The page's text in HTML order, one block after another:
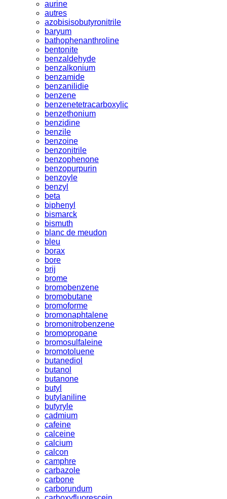
aurine
autres
azobisisobutyronitrile
baryum
bathophenanthroline
bentonite
benzaldehyde
benzalkonium
benzamide
benzanilidie
benzene
benzenetetracarboxylic
benzethonium
benzidine
benzile
benzoine
benzonitrile
benzophenone
benzopurpurin
benzoyle
benzyl
beta
biphenyl
bismarck
bismuth
blanc de meudon
bleu
borax
bore
brij
brome
bromobenzene
bromobutane
bromoforme
bromonaphtalene
bromonitrobenzene
bromopropane
bromosulfaleine
bromotoluene
butanediol
butanol
butanone
butyl
butylaniline
butyryle
cadmium
cafeine
calceine
calcium
calcon
camphre
carbazole
carbone
carborundum